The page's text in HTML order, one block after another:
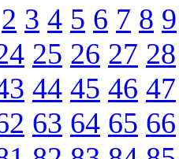
2 3 4 5 6 7 8 9
25 26 27 28
44 45 46 47
63 64 65 66